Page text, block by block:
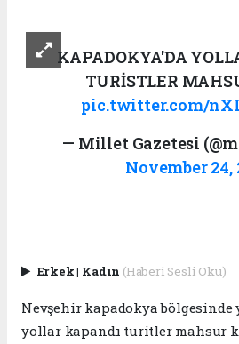
KAPADOKYA'DA
TURİSTLER
pic.twitter.com/
— Millet Gazetesi
November 24,
Erkek| Kadın (Haberi Sesli Oku)
Nevşehir kapadokya
yollar kapandı turitler mahsur